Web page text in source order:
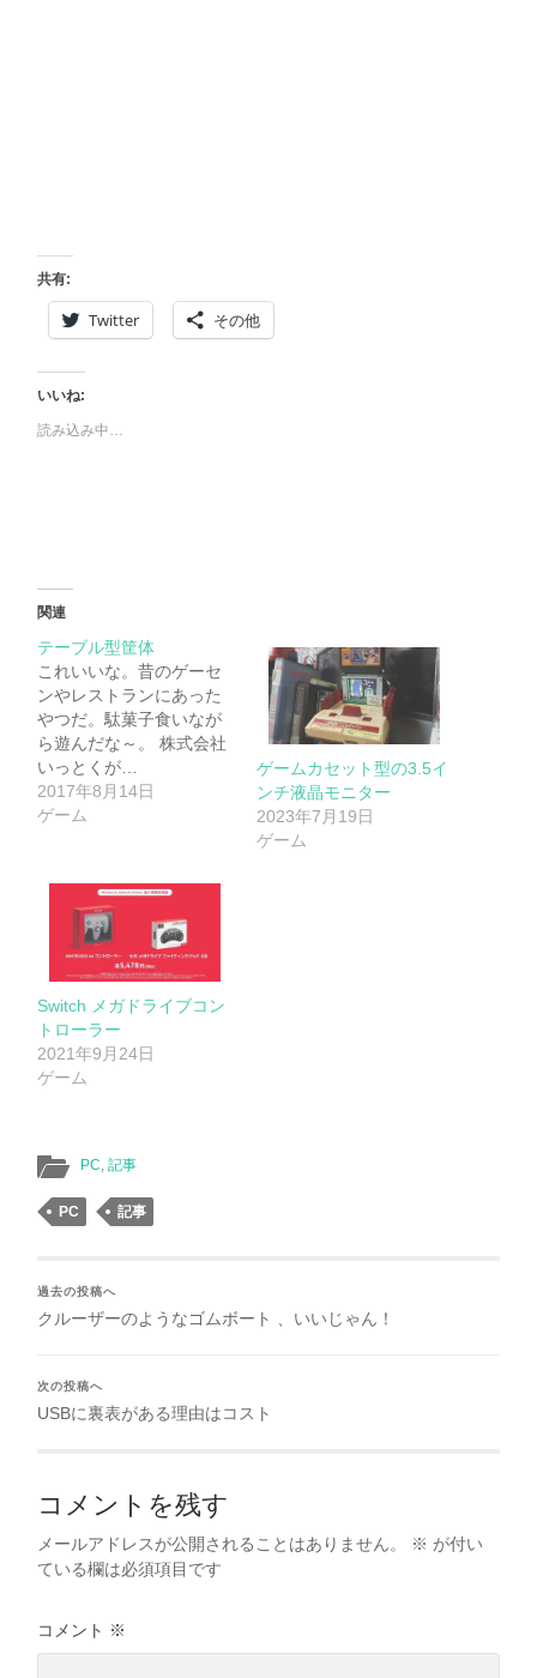
共有:
Twitter その他
いいね:
読み込み中…
関連
テーブル型筐体
これいいな。昔のゲーセ
ンやレストランにあった
やつだ。駄菓子食いなが
ら遊んだな～。 株式会社
いっとくが…
2017年8月14日
ゲーム
ゲームカセット型の3.5イ
ンチ液晶モニター
2023年7月19日
ゲーム
Switch メガドライブコン
トローラー
2021年9月24日
ゲーム
PC ,記事
PC 記事
過去の投稿へ
クルーザーのようなゴムボート 、いいじゃん！
次の投稿へ
USBに裏表がある理由はコスト
コメントを残す
メールアドレスが公開されることはありません。 ※ が付い
ている欄は必須項目です
コメント ※